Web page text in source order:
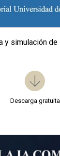
y simulación
Descarga gratuita